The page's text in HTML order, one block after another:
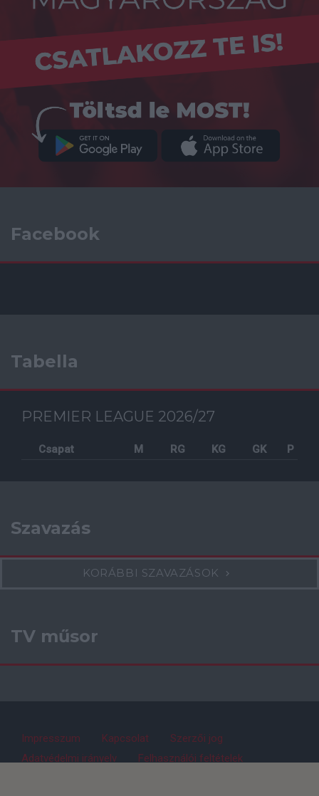
Facebook
Tabella
PREMIER LEAGUE 2026/27
Csapat M RG KG GK P
Szavazás
KORÁBBI SZAVAZÁSOK
TV műsor
Impresszum Kapcsolat
Szerzői jog
Adatvédelmi irányelv
Felhasználói feltételek